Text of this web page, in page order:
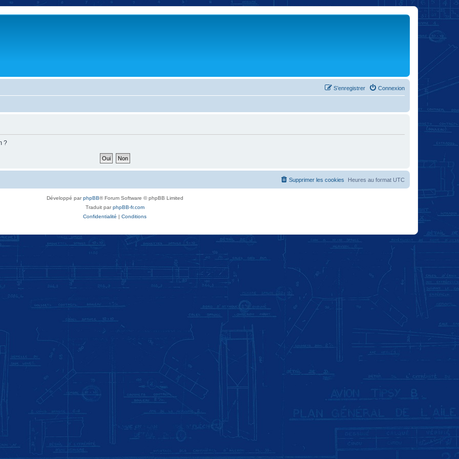
Connexion
S’enregistrer
?
Heures au format UTC
Supprimer les cookies
Développé parphpBB® Forum Software © phpBB Limited
Traduit parphpBB-fr.com
Confidentialité | Conditions